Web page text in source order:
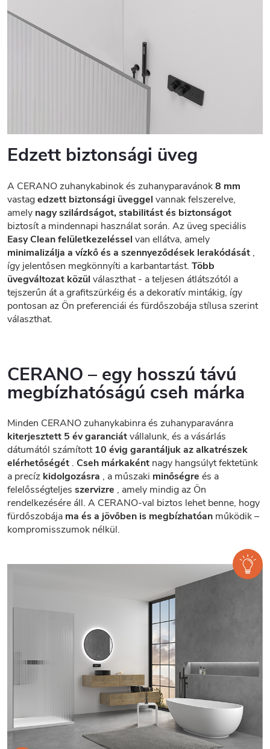
Edzett biztonsági üveg
A CERANO zuhanykabinok és zuhanyparavánok8 mm
vastagedzett biztonsági üveggel vannak felszerelve,
amely nagy szilárdságot, stabilitást és biztonságot
biztosít a mindennapi használat során. Az üveg speciális
Easy Clean felületkezeléssel van ellátva, amely
minimalizálja a vízkő és a szennyeződések lerakódását ,
így jelentősen megkönnyíti a karbantartást. Több
üvegváltozat közül választhat - a teljesen átlátszótól a
tejszerűn át a grafitszürkéig és a dekoratív mintákig, így
pontosan az Ön preferenciái és fürdőszobája stílusa szerint
választhat.
CERANO – egy hosszú távú
megbízhatóságú cseh márka
Minden CERANO zuhanykabinra és zuhanyparavánra
kiterjesztett 5 év garanciátvállalunk, és a vásárlás
dátumától számított10 évig garantáljuk az alkatrészek
elérhetőségét . Cseh márkaként nagy hangsúlyt fektetünk
a precíz kidolgozásra , a műszaki minőségre és a
felelősségteljes szervizre , amely mindig az Ön
rendelkezésére áll. A CERANO-val biztos lehet benne, hogy
fürdőszobája ma és a jövőben is megbízhatóan működik –
kompromisszumok nélkül.